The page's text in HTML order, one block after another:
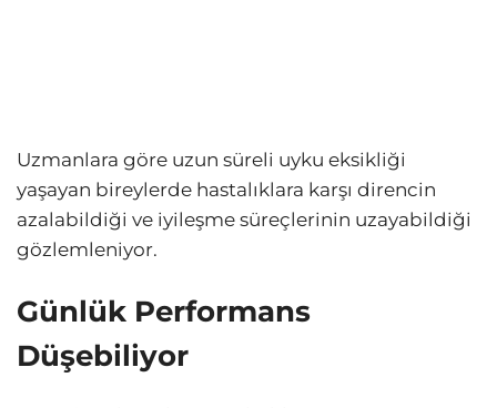
Uzmanlara göre uzun süreli uyku eksikliği
yaşayan bireylerde hastalıklara karşı direncin
azalabildiği ve iyileşme süreçlerinin uzayabildiği
gözlemleniyor.
Günlük Performans
Düşebiliyor